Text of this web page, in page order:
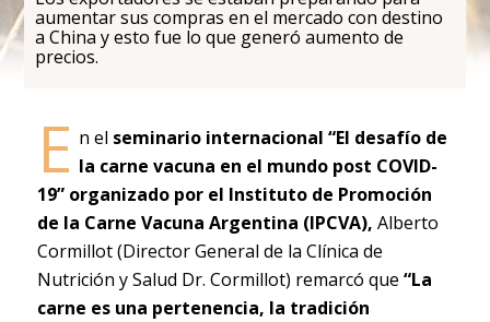
aumentar sus compras en el mercado con destino
a China y esto fue lo que generó aumento de
precios.
E n el seminario internacional “El desafío de
la carne vacuna en el mundo post COVID-
19” organizado por el Instituto de Promoción
de la Carne Vacuna Argentina (IPCVA), Alberto
Cormillot (Director General de la Clínica de
Nutrición y Salud Dr. Cormillot) remarcó que “La
carne es una pertenencia, la tradición